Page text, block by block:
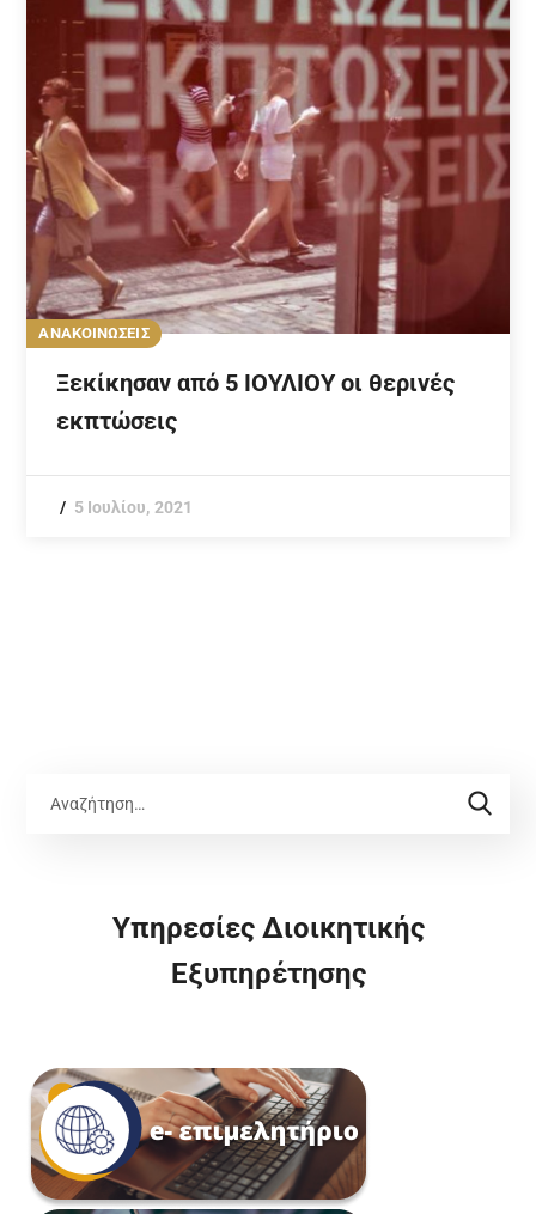
ΑΝΑΚΟΙΝΩΣΕΙΣ
Ξεκίκησαν από 5 ΙΟΥΛΙΟΥ οι θερινές
εκπτώσεις
5 Ιουλίου, 2021
Υπηρεσίες Διοικητικής
Εξυπηρέτησης